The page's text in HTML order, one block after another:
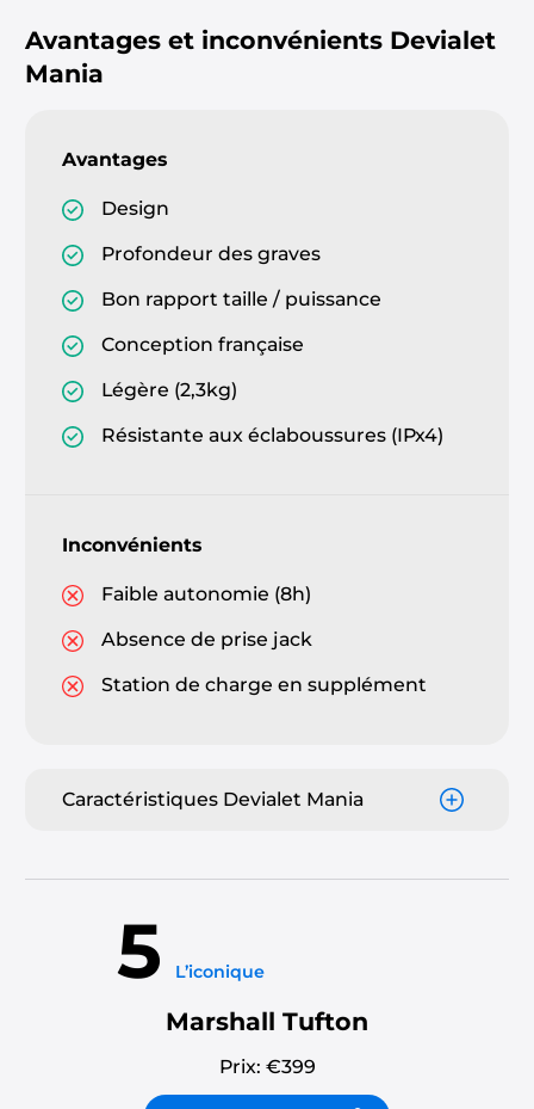
Avantages et inconvénients Devialet
Mania
Avantages
Design
Profondeur des graves
Bon rapport taille / puissance
Conception française
Légère (2,3kg)
Résistante aux éclaboussures (IPx4)
Inconvénients
Faible autonomie (8h)
Absence de prise jack
Station de charge en supplément
Caractéristiques Devialet Mania
5 L’iconique
Marshall Tufton
Prix: €399